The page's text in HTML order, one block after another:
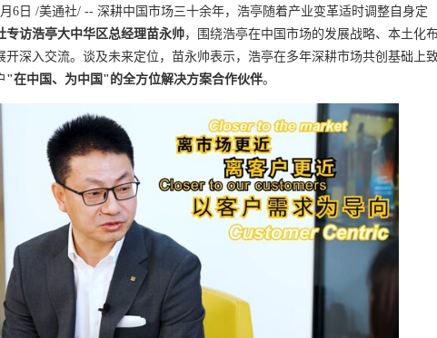
月6日 /美通社/ -- 深耕中国市场三十余年，浩亭随着产业变革适时调整自身定
专访浩亭大中华区总经理苗永帅，围绕浩亭在中国市场的发展战略、本土化
开深入交流。谈及未来定位，苗永帅表示，浩亭在多年深耕市场共创基础上
"在中国、为中国"的全方位解决方案合作伙伴。